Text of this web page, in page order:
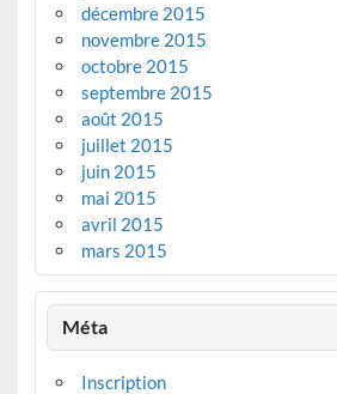
décembre 2015
novembre 2015
octobre 2015
septembre 2015
août 2015
juillet 2015
juin 2015
mai 2015
avril 2015
mars 2015
Méta
Inscription